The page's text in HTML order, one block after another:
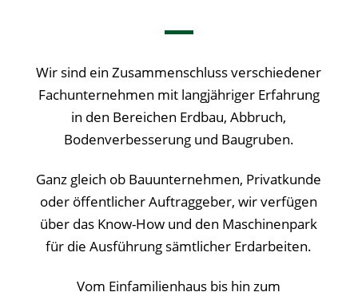
Wir sind ein Zusammenschluss verschiedener
Fachunternehmen mit langjähriger Erfahrung
in den Bereichen Erdbau, Abbruch,
Bodenverbesserung und Baugruben.
Ganz gleich ob Bauunternehmen, Privatkunde
oder öffentlicher Auftraggeber, wir verfügen
über das Know-How und den Maschinenpark
für die Ausführung sämtlicher Erdarbeiten.
Vom Einfamilienhaus bis hin zum